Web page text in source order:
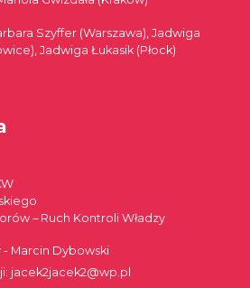
Szyffer (Warszawa), Jadwiga
Jadwiga Łukasik (Płock)
– Ruch Kontroli Władzy
Marcin Dybowski
jacek2jacek2@wp.pl